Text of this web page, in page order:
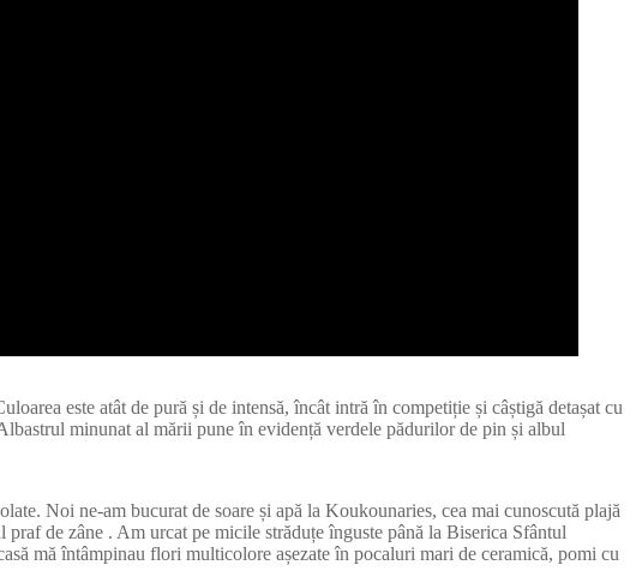
este atât de pură și de intensă, încât intră în competiție și câștigă detașat cu
minunat al mării pune în evidență verdele pădurilor de pin și albul
Noi ne-am bucurat de soare și apă la Koukounaries, cea mai cunoscută plajă
de zâne . Am urcat pe micile străduțe înguste până la Biserica Sfântul
mă întâmpinau flori multicolore așezate în pocaluri mari de ceramică, pomi cu